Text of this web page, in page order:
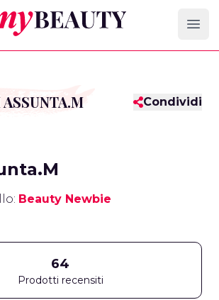
Condividi
Beauty Newbie
64
Prodotti recensiti